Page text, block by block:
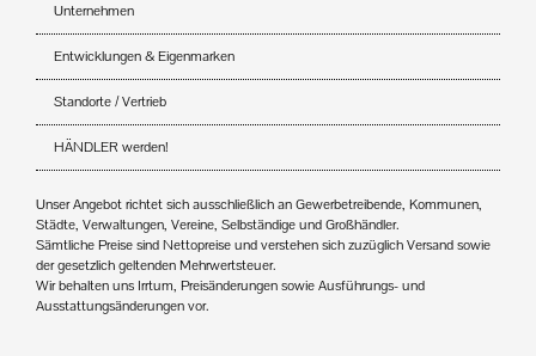
Unternehmen
Entwicklungen & Eigenmarken
Standorte / Vertrieb
HÄNDLER werden!
Unser Angebot richtet sich ausschließlich an Gewerbetreibende, Kommunen,
Städte, Verwaltungen, Vereine, Selbständige und Großhändler.
Sämtliche Preise sind Nettopreise und verstehen sich zuzüglich Versand sowie
der gesetzlich geltenden Mehrwertsteuer.
Wir behalten uns Irrtum, Preisänderungen sowie Ausführungs- und
Ausstattungsänderungen vor.